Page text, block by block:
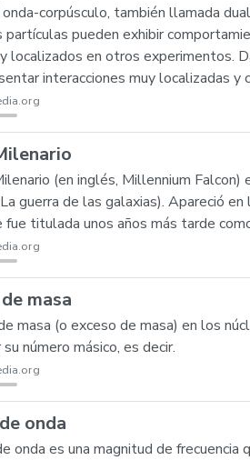
corpúsculo, también llamada
partículas pueden exhibir
localizados en otros experimentos.
interacciones muy localizadas
(en inglés, Millennium
guerra de las galaxias). Apareció
fue titulada unos años más tarde
masa
masa (o exceso de masa) en los
número másico, es decir.
onda
onda es una magnitud de frecuencia